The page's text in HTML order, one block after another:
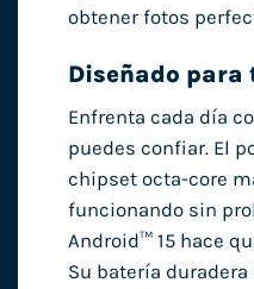
obtener fotos
Diseñado para
Enfrenta cada día
puedes confiar. El
chipset octa-core
funcionando sin
Android™ 15 hace
Su batería